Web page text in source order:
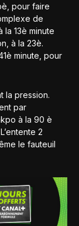
pour faire
de
la 13è minute
à la 23è.
minute, pour
la pression.
par
à la 90 è
2
le fauteuil